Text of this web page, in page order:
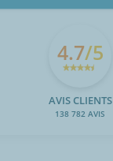
4.7/5
AVIS CLIENTS
138 782 AVIS